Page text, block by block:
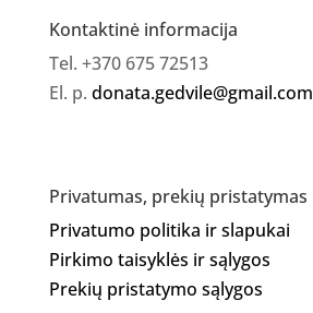
Kontaktinė informacija
Tel. +370 675 72513
El. p. donata.gedvile@gmail.com
Privatumas, prekių pristatymas
Privatumo politika ir slapukai
Pirkimo taisyklės ir sąlygos
Prekių pristatymo sąlygos